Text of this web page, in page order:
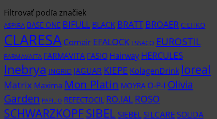
Filtrovať podľa značiek
ASPIRA BASE ONE BIFULL BLACK BRATT BROAER C:EHKO
CLARESA Comair EFALOCK ESSACO EUROSTIL
FARMAVAITA FARMAVITA FASIO Hairway HERCULES
Inebrya INGRID JAGUAR KIEPE KolagenDrink loreal
Matrix Maxima Mon Platin MOYRA O-P-I Olivia
Garden PAPILIO REFECTOCIL RO.IAL ROSO
SCHWARZKOPFSIBEL SIEBEL SILCARE SOLIDA